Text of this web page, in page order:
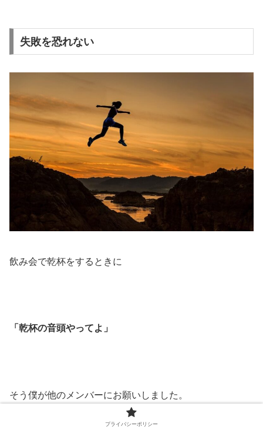
失敗を恐れない
飲み会で乾杯をするときに
「乾杯の音頭やってよ」
そう僕が他のメンバーにお願いしました。
プライバシーポリシー